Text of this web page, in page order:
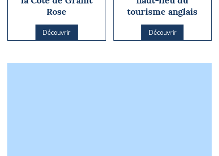
Rose
Découvrir
tourisme anglais
Découvrir